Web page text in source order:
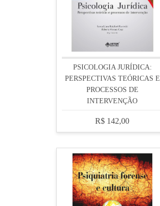
PSICOLOGIA JURÍDICA:
PERSPECTIVAS TEÓRICAS E
PROCESSOS DE
INTERVENÇÃO
R$ 142,00